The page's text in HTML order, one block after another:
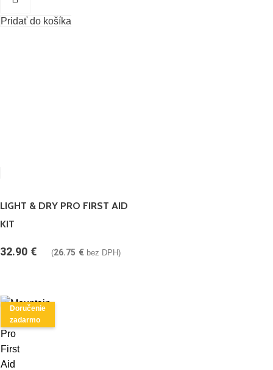
Pridať do košíka
LIGHT & DRY PRO FIRST AID
KIT
32.90 € (26.75 € bez DPH)
Doručenie
zadarmo